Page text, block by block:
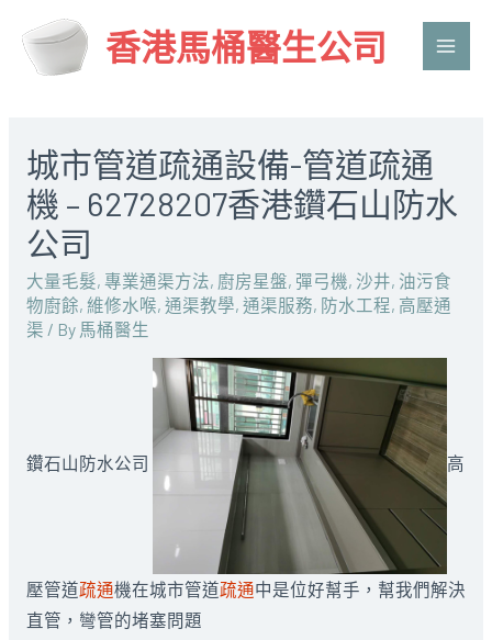
香港馬桶醫生公司
Main
城市管道疏通設備-管道疏通
機 – 62728207香港鑽石山防水
公司
大量毛髮, 專業通渠方法, 廚房星盤, 彈弓機, 沙井, 油污食
物廚餘, 維修水喉, 通渠教學, 通渠服務, 防水工程, 高壓通
渠 / By 馬桶醫生
鑽石山防水公司 高
壓管道疏通機在城市管道疏通中是位好幫手，幫我們解決
直管，彎管的堵塞問題